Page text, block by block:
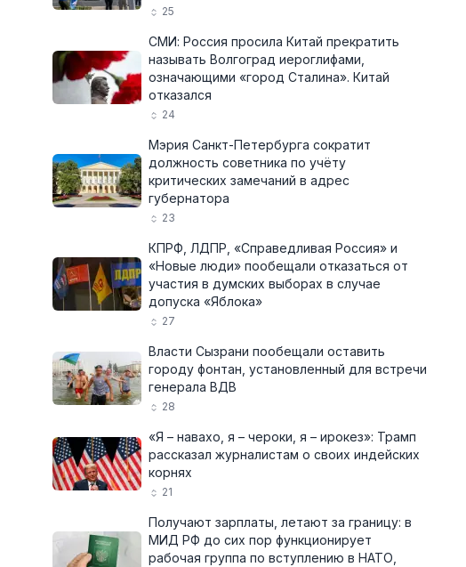
25
СМИ: Россия просила Китай прекратить
называть Волгоград иероглифами,
означающими «город Сталина». Китай
отказался
24
Мэрия Санкт-Петербурга сократит
должность советника по учёту
критических замечаний в адрес
губернатора
23
КПРФ, ЛДПР, «Справедливая Россия» и
«Новые люди» пообещали отказаться от
участия в думских выборах в случае
допуска «Яблока»
27
Власти Сызрани пообещали оставить
городу фонтан, установленный для встречи
генерала ВДВ
28
«Я – навахо, я – чероки, я – ирокез»: Трамп
рассказал журналистам о своих индейских
корнях
21
Получают зарплаты, летают за границу: в
МИД РФ до сих пор функционирует
рабочая группа по вступлению в НАТО,